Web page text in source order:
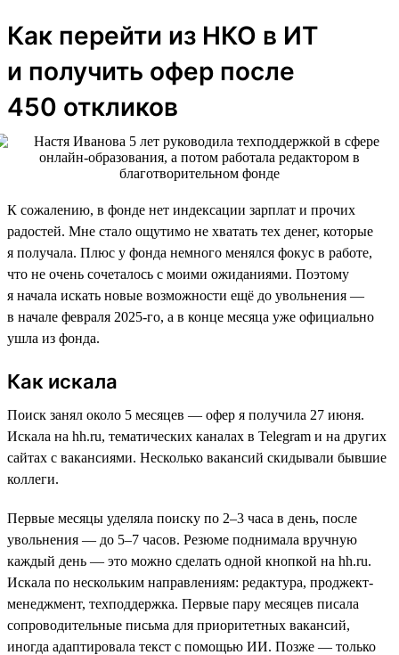
Как перейти из НКО в ИТ
и получить офер после
450 откликов
К сожалению, в фонде нет индексации зарплат и прочих
радостей. Мне стало ощутимо не хватать тех денег, которые
я получала. Плюс у фонда немного менялся фокус в работе,
что не очень сочеталось с моими ожиданиями. Поэтому
я начала искать новые возможности ещё до увольнения —
в начале февраля 2025-го, а в конце месяца уже официально
ушла из фонда.
Как искала
Поиск занял около 5 месяцев — офер я получила 27 июня.
Искала на hh.ru, тематических каналах в Telegram и на других
сайтах с вакансиями. Несколько вакансий скидывали бывшие
коллеги.
Первые месяцы уделяла поиску по 2–3 часа в день, после
увольнения — до 5–7 часов. Резюме поднимала вручную
каждый день — это можно сделать одной кнопкой на hh.ru.
Искала по нескольким направлениям: редактура, проджект-
менеджмент, техподдержка. Первые пару месяцев писала
сопроводительные письма для приоритетных вакансий,
иногда адаптировала текст с помощью ИИ. Позже — только